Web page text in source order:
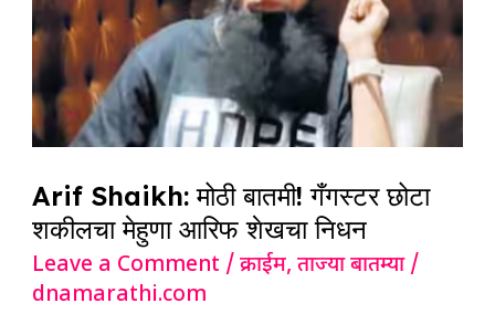
Arif Shaikh: मोठी बातमी! गँगस्टर छोटा
शकीलचा मेहुणा आरिफ शेखचा निधन
Leave a Comment /क्राईम,ताज्या बातम्या/
dnamarathi.com
गँगस्टर
छोटा
शकीलचा
मेहुणा
आरिफ
निधन